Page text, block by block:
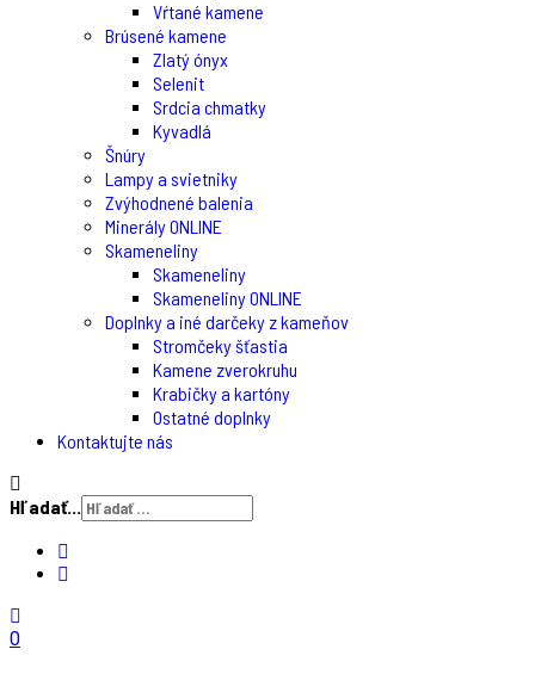
Vŕtané kamene
Brúsené kamene
Zlatý ónyx
Selenit
Srdcia chmatky
Kyvadlá
Šnúry
Lampy a svietniky
Zvýhodnené balenia
Minerály ONLINE
Skameneliny
Skameneliny
Skameneliny ONLINE
Doplnky a iné darčeky z kameňov
Stromčeky šťastia
Kamene zverokruhu
Krabičky a kartóny
Ostatné doplnky
Kontaktujte nás
Hľadať...
0